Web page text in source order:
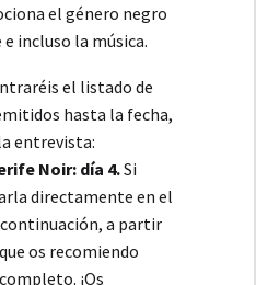
el género negro
incluso la música.
el listado de
hasta la fecha,
entrevista:
Noir: día 4.Si
directamente en el
a partir
os recomiendo
¡Os